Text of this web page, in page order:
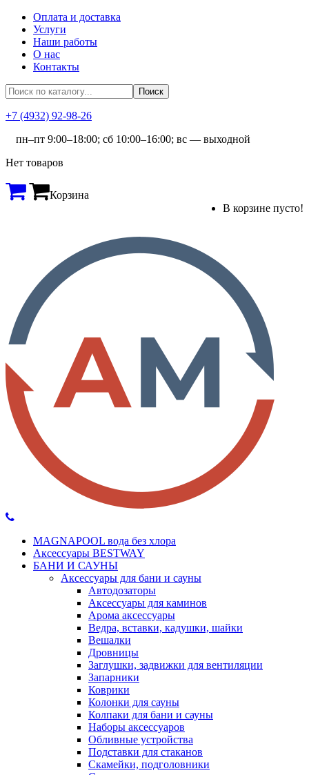
Оплата и доставка
Услуги
Наши работы
О нас
Контакты
+7 (4932) 92-98-26
пн–пт 9:00–18:00; сб 10:00–16:00; вс — выходной
Нет товаров
Корзина
В корзине пусто!
MAGNAPOOL вода без хлора
Аксессуары BESTWAY
БАНИ И САУНЫ
Аксессуары для бани и сауны
Автодозаторы
Аксессуары для каминов
Арома аксессуары
Ведра, вставки, кадушки, шайки
Вешалки
Дровницы
Заглушки, задвижки для вентиляции
Запарники
Коврики
Колонки для сауны
Колпаки для бани и сауны
Наборы аксессуаров
Обливные устройства
Подставки для стаканов
Скамейки, подголовники